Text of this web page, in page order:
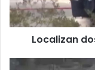
Localizan